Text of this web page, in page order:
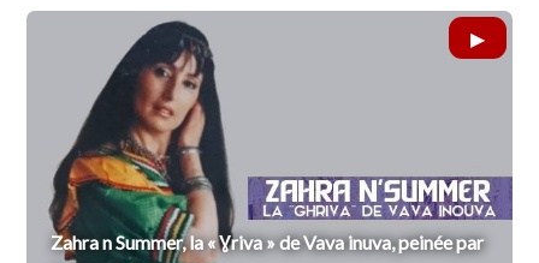
Zahra n Summer, la « Ɣriva » de Vava inuva, peinée par